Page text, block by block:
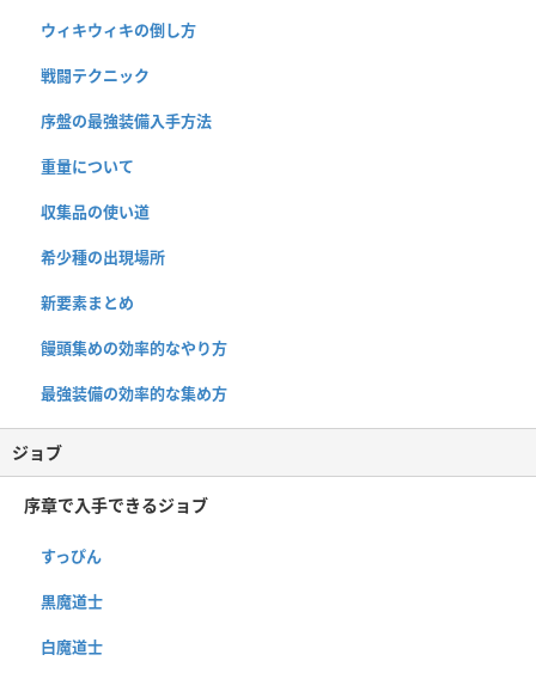
ウィキウィキの倒し方
戦闘テクニック
序盤の最強装備入手方法
重量について
収集品の使い道
希少種の出現場所
新要素まとめ
饅頭集めの効率的なやり方
最強装備の効率的な集め方
ジョブ
序章で入手できるジョブ
すっぴん
黒魔道士
白魔道士